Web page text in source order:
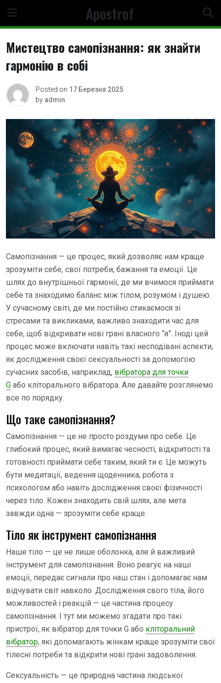
content
Apostrof
Мистецтво самопізнання: як знайти
гармонію в собі
Posted on 17 Березня 2025
by admin
Самопізнання — це процес, який дозволяє нам краще
зрозуміти себе, свої потреби, бажання та емоції. Це
шлях до внутрішньої гармонії, де ми вчимося приймати
себе та знаходимо баланс між тілом, розумом і душею.
У сучасному світі, де ми постійно стикаємося зі
стресами та викликами, важливо знаходити час для
себе, щоб відкривати нові грані власного “я”. Іноді цей
процес може включати навіть такі несподівані аспекти,
як дослідження своєї сексуальності за допомогою
сучасних засобів, наприклад, вібратора для точки
G або кліторального вібратора. Але давайте розглянемо
все по порядку.
Що таке самопізнання?
Самопізнання — це не просто роздуми про себе. Це
глибокий процес, який вимагає чесності, відкритості та
готовності приймати себе таким, який ти є. Це можуть
бути медитації, ведення щоденника, робота з
психологом або навіть дослідження своєї фізичності
через тіло. Кожен знаходить свій шлях, але мета
завжди одна — зрозуміти себе краще.
Тіло як інструмент самопізнання
Наше тіло — це не лише оболонка, але й важливий
інструмент для самопізнання. Воно реагує на наші
емоції, передає сигнали про наш стан і допомагає нам
відчувати світ навколо. Дослідження свого тіла, його
можливостей і реакцій — це частина процесу
самопізнання. І тут ми можемо згадати про такі
пристрої, як вібратор для точки G або кліторальний
вібратор, які допомагають жінкам краще зрозуміти свої
тілесні потреби та відкрити нові грані задоволення.
Сексуальність — це природна частина людської